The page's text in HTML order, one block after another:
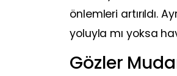
önlemleri artırıldı.
yoluyla mı yoksa
Gözler